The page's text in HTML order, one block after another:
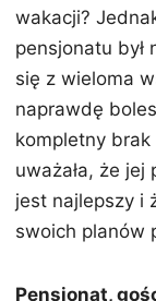
wakacji?
pensjonatu był
się z wieloma
naprawdę
kompletny
uważała, że jej
jest najlepszy i
swoich planów
Pensjonat,